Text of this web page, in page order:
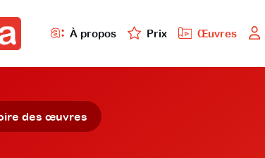
À propos Prix Œuvres
des œuvres